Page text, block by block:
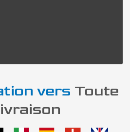
vers Toute